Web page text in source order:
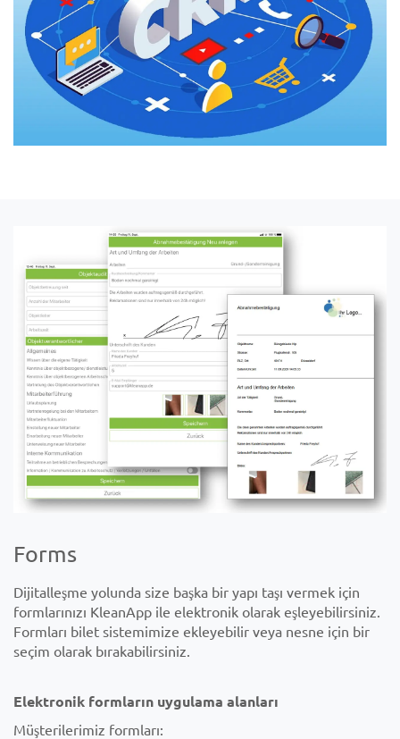
Forms
Dijitalleşme yolunda size başka bir yapı taşı vermek için
formlarınızı KleanApp ile elektronik olarak eşleyebilirsiniz.
Formları bilet sistemimize ekleyebilir veya nesne için bir
seçim olarak bırakabilirsiniz.
Elektronik formların uygulama alanları
Müşterilerimiz formları: